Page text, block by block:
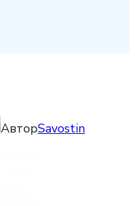
АвторSavostin